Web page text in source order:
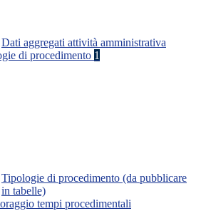
Dati aggregati attività amministrativa
di procedimento 1
Tipologie di procedimento (da pubblicare
in tabelle)
tempi procedimentali